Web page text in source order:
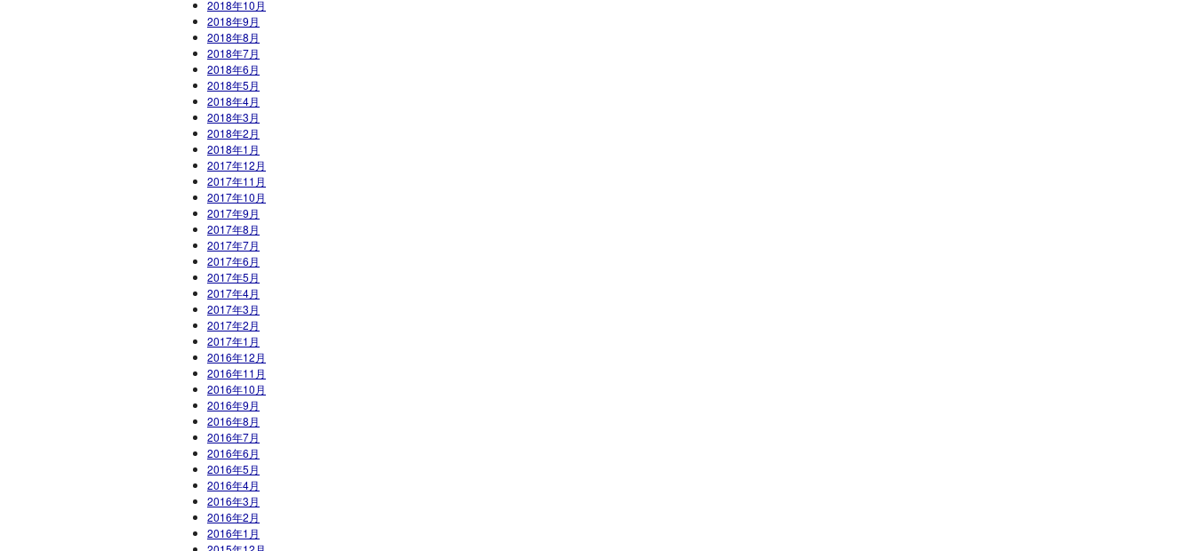
2018年10月
2018年9月
2018年8月
2018年7月
2018年6月
2018年5月
2018年4月
2018年3月
2018年2月
2018年1月
2017年12月
2017年11月
2017年10月
2017年9月
2017年8月
2017年7月
2017年6月
2017年5月
2017年4月
2017年3月
2017年2月
2017年1月
2016年12月
2016年11月
2016年10月
2016年9月
2016年8月
2016年7月
2016年6月
2016年5月
2016年4月
2016年3月
2016年2月
2016年1月